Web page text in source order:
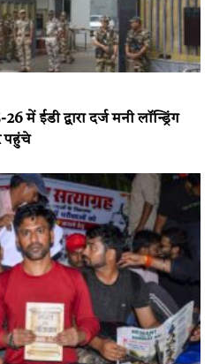
में ईडी द्वारा दर्ज मनी लॉन्ड्रिंग
पहुंचे